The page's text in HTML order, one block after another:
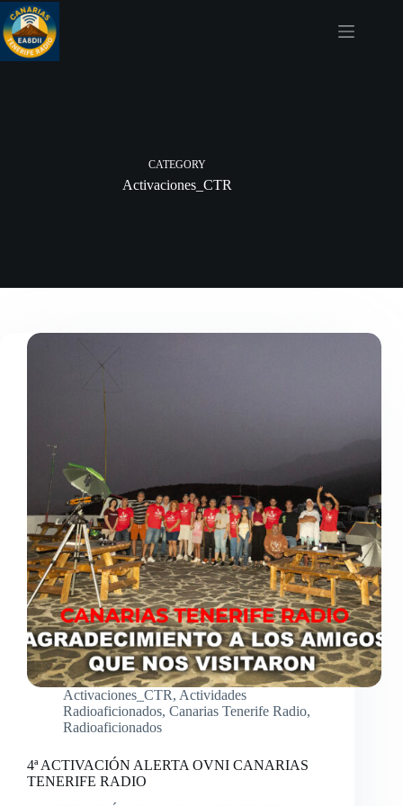
Skip
to
content
CATEGORY
Activaciones_CTR
Activaciones_CTR, Actividades
Radioaficionados, Canarias Tenerife Radio,
Radioaficionados
4ª ACTIVACIÓN ALERTA OVNI CANARIAS
TENERIFE RADIO